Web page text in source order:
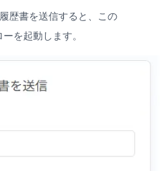
歴書を送信すると、この
を起動します。